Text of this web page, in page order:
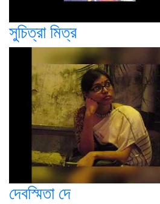
সুচিত্রা মিত্র
দেবস্মিতা দে